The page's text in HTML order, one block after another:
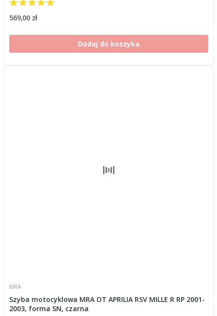
569,00 zł
Dodaj do koszyka
MRA
Szyba motocyklowa MRA OT APRILIA RSV MILLE R RP 2001-
2003, forma SN, czarna